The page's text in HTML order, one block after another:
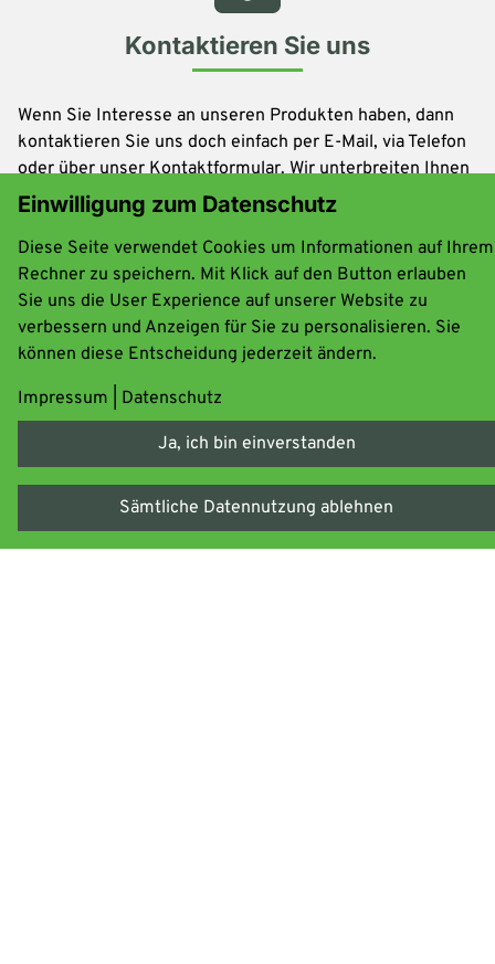
Kontaktieren Sie uns
Wenn Sie Interesse an unseren Produkten haben, dann
kontaktieren Sie uns doch einfach per E-Mail, via Telefon
oder über unser Kontaktformular. Wir unterbreiten Ihnen
gerne individuelle Angebote und beraten Sie umfassend
und kompetent.
Kontaktformular
+49 6482-91 20 0
Einwilligung zum Datenschutz
Diese Seite verwendet Cookies um Informationen auf Ihrem
Rechner zu speichern. Mit Klick auf den Button erlauben
Sie uns die User Experience auf unserer Website zu
verbessern und Anzeigen für Sie zu personalisieren. Sie
können diese Entscheidung jederzeit ändern.
Impressum
Datenschutz
Ja, ich bin einverstanden
Sämtliche Datennutzung ablehnen